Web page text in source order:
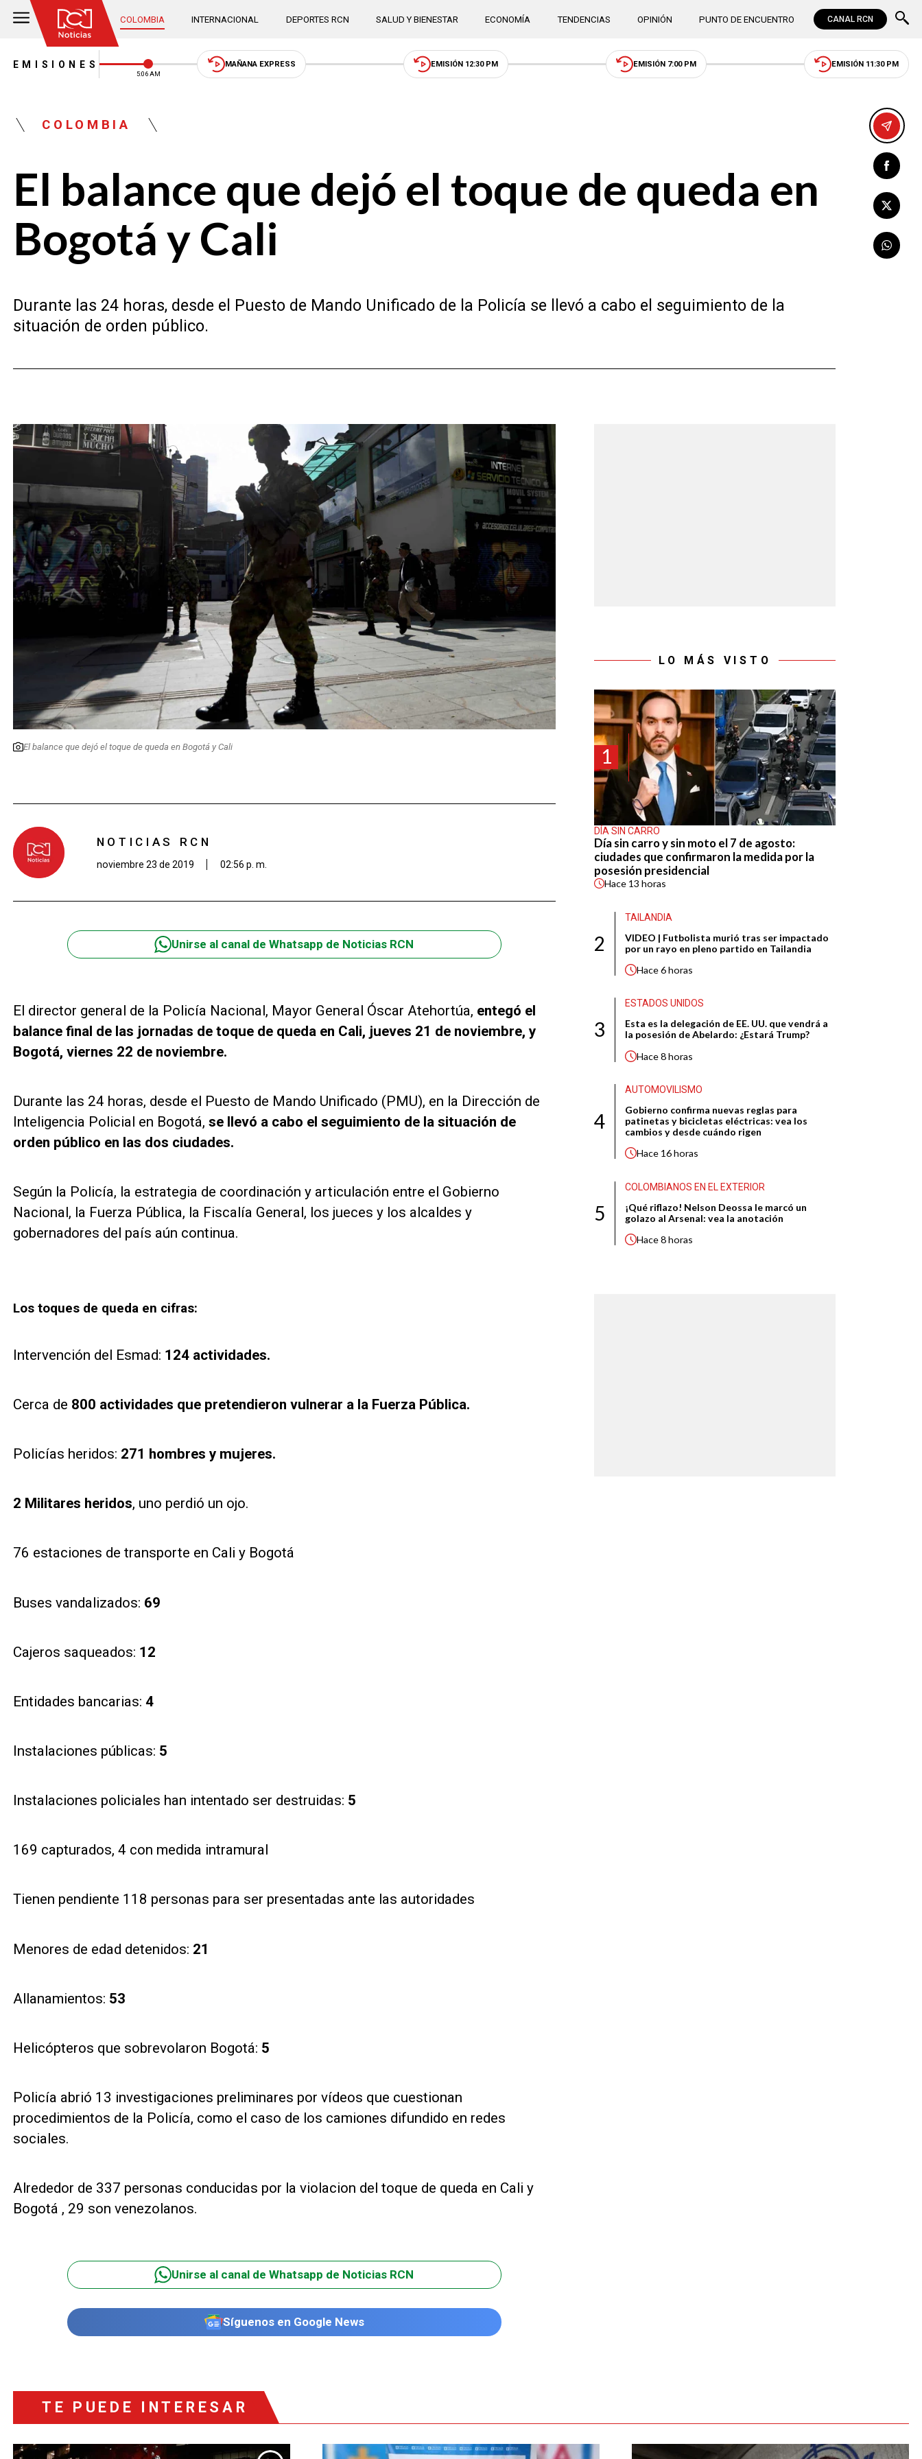
COLOMBIA INTERNACIONAL DEPORTES RCN SALUD Y BIENESTAR ECONOMÍA TENDENCIAS OPINIÓN PUNTO DE ENCUENTRO CANAL RCN
EMISIONES
5:06 AM
MAÑANA EXPRESS EMISIÓN 12:30 PM EMISIÓN 7:00 PM EMISIÓN 11:30 PM
COLOMBIA
El balance que dejó el toque de queda en
Bogotá y Cali
Durante las 24 horas, desde el Puesto de Mando Unificado de la Policía se llevó a cabo el seguimiento de la
situación de orden público.
El balance que dejó el toque de queda en Bogotá y Cali
NOTICIAS RCN
noviembre 23 de 2019 02:56 p. m.
Unirse al canal de Whatsapp de Noticias RCN
El director general de la Policía Nacional, Mayor General Óscar Atehortúa, entegó el
balance final de las jornadas de toque de queda en Cali, jueves 21 de noviembre, y
Bogotá, viernes 22 de noviembre.
Durante las 24 horas, desde el Puesto de Mando Unificado (PMU), en la Dirección de
Inteligencia Policial en Bogotá, se llevó a cabo el seguimiento de la situación de
orden público en las dos ciudades.
Según la Policía, la estrategia de coordinación y articulación entre el Gobierno
Nacional, la Fuerza Pública, la Fiscalía General, los jueces y los alcaldes y
gobernadores del país aún continua.
Los toques de queda en cifras:
Intervención del Esmad: 124 actividades.
Cerca de 800 actividades que pretendieron vulnerar a la Fuerza Pública.
Policías heridos: 271 hombres y mujeres.
2 Militares heridos, uno perdió un ojo.
76 estaciones de transporte en Cali y Bogotá
Buses vandalizados: 69
Cajeros saqueados: 12
Entidades bancarias: 4
Instalaciones públicas: 5
Instalaciones policiales han intentado ser destruidas: 5
169 capturados, 4 con medida intramural
Tienen pendiente 118 personas para ser presentadas ante las autoridades
Menores de edad detenidos: 21
Allanamientos: 53
Helicópteros que sobrevolaron Bogotá: 5
Policía abrió 13 investigaciones preliminares por vídeos que cuestionan
procedimientos de la Policía, como el caso de los camiones difundido en redes
sociales.
Alrededor de 337 personas conducidas por la violacion del toque de queda en Cali y
Bogotá , 29 son venezolanos.
Unirse al canal de Whatsapp de Noticias RCN
Síguenos en Google News
LO MÁS VISTO
1
DÍA SIN CARRO
Día sin carro y sin moto el 7 de agosto:
ciudades que confirmaron la medida por la
posesión presidencial
Hace 13 horas
2
TAILANDIA
VIDEO | Futbolista murió tras ser impactado
por un rayo en pleno partido en Tailandia
Hace6 horas
3
ESTADOS UNIDOS
Esta es la delegación de EE. UU. que vendrá a
la posesión de Abelardo: ¿Estará Trump?
Hace8 horas
4
AUTOMOVILISMO
Gobierno confirma nuevas reglas para
patinetas y bicicletas eléctricas: vea los
cambios y desde cuándo rigen
Hace 16 horas
5
COLOMBIANOS EN EL EXTERIOR
¡Qué riflazo! Nelson Deossa le marcó un
golazo al Arsenal: vea la anotación
Hace8 horas
TE PUEDE INTERESAR